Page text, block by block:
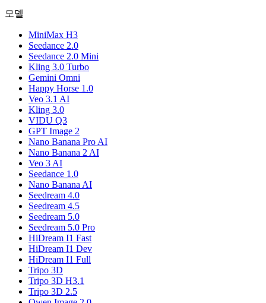
모델
MiniMax H3
Seedance 2.0
Seedance 2.0 Mini
Kling 3.0 Turbo
Gemini Omni
Happy Horse 1.0
Veo 3.1 AI
Kling 3.0
VIDU Q3
GPT Image 2
Nano Banana Pro AI
Nano Banana 2 AI
Veo 3 AI
Seedance 1.0
Nano Banana AI
Seedream 4.0
Seedream 4.5
Seedream 5.0
Seedream 5.0 Pro
HiDream I1 Fast
HiDream I1 Dev
HiDream I1 Full
Tripo 3D
Tripo 3D H3.1
Tripo 3D 2.5